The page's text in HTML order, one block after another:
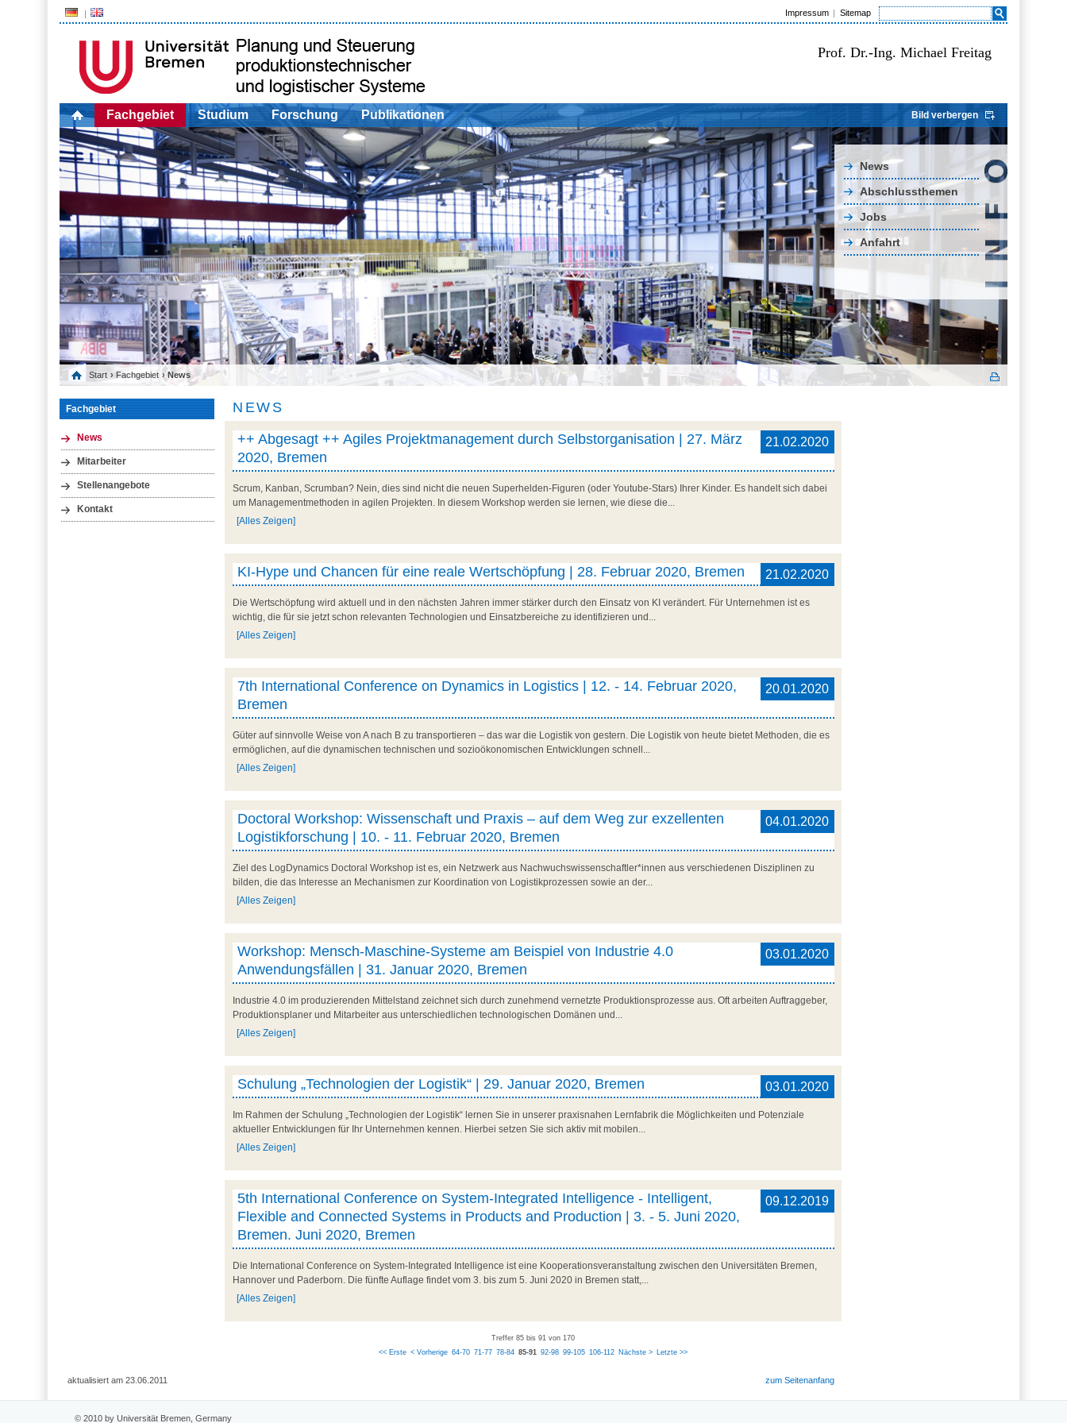
Impressum Sitemap
Prof. Dr.-Ing. Michael Freitag
Fachgebiet Studium Forschung Publikationen Bild verbergen
News
Abschlussthemen
Jobs
Anfahrt
Start › Fachgebiet › News
Fachgebiet
News
Mitarbeiter
Stellenangebote
Kontakt
NEWS
21.02.2020
++ Abgesagt ++ Agiles Projektmanagement durch Selbstorganisation | 27. März
2020, Bremen
Scrum, Kanban, Scrumban? Nein, dies sind nicht die neuen Superhelden-Figuren (oder Youtube-Stars) Ihrer Kinder. Es handelt sich dabei
um Managementmethoden in agilen Projekten. In diesem Workshop werden sie lernen, wie diese die...
[Alles Zeigen]
21.02.2020
KI-Hype und Chancen für eine reale Wertschöpfung | 28. Februar 2020, Bremen
Die Wertschöpfung wird aktuell und in den nächsten Jahren immer stärker durch den Einsatz von KI verändert. Für Unternehmen ist es
wichtig, die für sie jetzt schon relevanten Technologien und Einsatzbereiche zu identifizieren und...
[Alles Zeigen]
20.01.2020
7th International Conference on Dynamics in Logistics | 12. - 14. Februar 2020,
Bremen
Güter auf sinnvolle Weise von A nach B zu transportieren – das war die Logistik von gestern. Die Logistik von heute bietet Methoden, die es
ermöglichen, auf die dynamischen technischen und sozioökonomischen Entwicklungen schnell...
[Alles Zeigen]
04.01.2020
Doctoral Workshop: Wissenschaft und Praxis – auf dem Weg zur exzellenten
Logistikforschung | 10. - 11. Februar 2020, Bremen
Ziel des LogDynamics Doctoral Workshop ist es, ein Netzwerk aus Nachwuchswissenschaftler*innen aus verschiedenen Disziplinen zu
bilden, die das Interesse an Mechanismen zur Koordination von Logistikprozessen sowie an der...
[Alles Zeigen]
03.01.2020
Workshop: Mensch-Maschine-Systeme am Beispiel von Industrie 4.0
Anwendungsfällen | 31. Januar 2020, Bremen
Industrie 4.0 im produzierenden Mittelstand zeichnet sich durch zunehmend vernetzte Produktionsprozesse aus. Oft arbeiten Auftraggeber,
Produktionsplaner und Mitarbeiter aus unterschiedlichen technologischen Domänen und...
[Alles Zeigen]
03.01.2020
Schulung „Technologien der Logistik“ | 29. Januar 2020, Bremen
Im Rahmen der Schulung „Technologien der Logistik“ lernen Sie in unserer praxisnahen Lernfabrik die Möglichkeiten und Potenziale
aktueller Entwicklungen für Ihr Unternehmen kennen. Hierbei setzen Sie sich aktiv mit mobilen...
[Alles Zeigen]
09.12.2019
5th International Conference on System-Integrated Intelligence - Intelligent,
Flexible and Connected Systems in Products and Production | 3. - 5. Juni 2020,
Bremen. Juni 2020, Bremen
Die International Conference on System-Integrated Intelligence ist eine Kooperationsveranstaltung zwischen den Universitäten Bremen,
Hannover und Paderborn. Die fünfte Auflage findet vom 3. bis zum 5. Juni 2020 in Bremen statt,...
[Alles Zeigen]
Treffer 85 bis 91 von 170
<< Erste < Vorherige 64-70 71-77 78-84 85-91 92-98 99-105 106-112 Nächste > Letzte >>
aktualisiert am 23.06.2011 zum Seitenanfang
© 2010 by Universität Bremen, Germany